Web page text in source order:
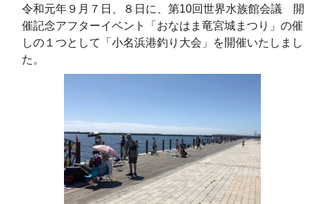
令和元年９月７日、８日に、第10回世界水族館会議 開
催記念アフターイベント「おなはま竜宮城まつり」の催
しの１つとして「小名浜港釣り大会」を開催いたしまし
た。